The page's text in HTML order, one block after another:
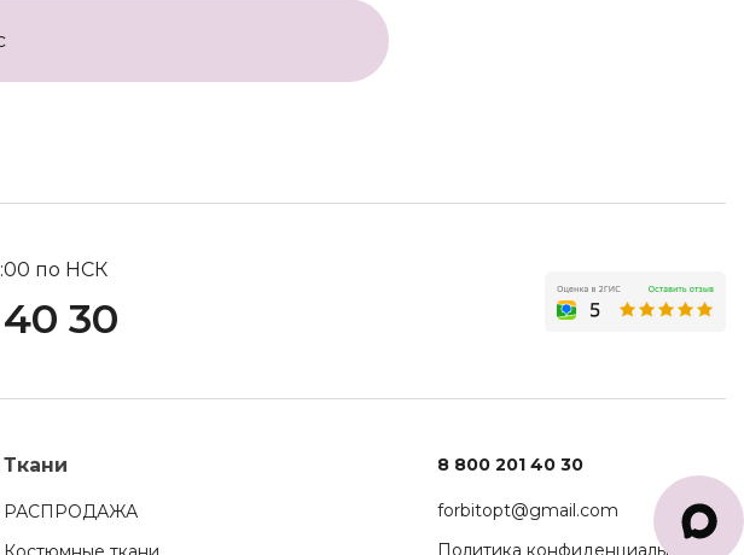
по НСК
30
Ткани
РАСПРОДАЖА
8 800 201 40 30
forbitopt@gmail.com
Политика конфиденциальности